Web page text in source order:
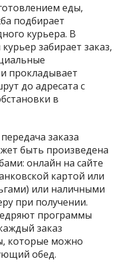
еды,
подбирает
курьера. В
забирает заказ,
прокладывает
до адресата с
в
заказа
быть произведена
онлайн на сайте
картой или
или наличными
при получении.
программы
заказ
которые можно
обед.